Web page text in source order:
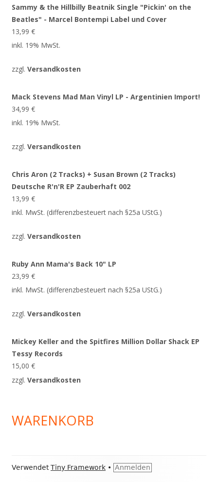
Sammy & the Hillbilly Beatnik Single "Pickin' on the
Beatles" - Marcel Bontempi Label und Cover
13,99 €
inkl. 19% MwSt.
zzgl. Versandkosten
Mack Stevens Mad Man Vinyl LP - Argentinien Import!
34,99 €
inkl. 19% MwSt.
zzgl. Versandkosten
Chris Aron (2 Tracks) + Susan Brown (2 Tracks)
Deutsche R'n'R EP Zauberhaft 002
13,99 €
inkl. MwSt. (differenzbesteuert nach §25a UStG.)
zzgl. Versandkosten
Ruby Ann Mama's Back 10" LP
23,99 €
inkl. MwSt. (differenzbesteuert nach §25a UStG.)
zzgl. Versandkosten
Mickey Keller and the Spitfires Million Dollar Shack EP
Tessy Records
15,00 €
zzgl. Versandkosten
WARENKORB
Footer
VerwendetTiny Framework • Anmelden